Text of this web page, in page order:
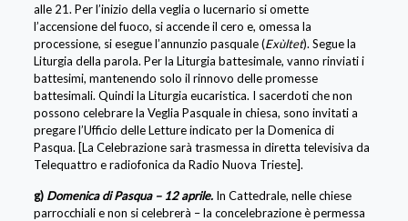
alle 21. Per l’inizio della veglia o lucernario si omette
l’accensione del fuoco, si accende il cero e, omessa la
processione, si esegue l’annunzio pasquale (Exùltet). Segue la
Liturgia della parola. Per la Liturgia battesimale, vanno rinviati i
battesimi, mantenendo solo il rinnovo delle promesse
battesimali. Quindi la Liturgia eucaristica. I sacerdoti che non
possono celebrare la Veglia Pasquale in chiesa, sono invitati a
pregare l’Ufficio delle Letture indicato per la Domenica di
Pasqua. [La Celebrazione sarà trasmessa in diretta televisiva da
Telequattro e radiofonica da Radio Nuova Trieste].
g) Domenica di Pasqua – 12 aprile.In Cattedrale, nelle chiese
parrocchiali e non si celebrerà – la concelebrazione è permessa